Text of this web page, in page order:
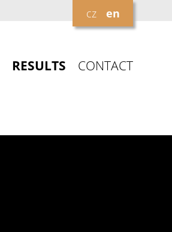
cz en
RESULTS CONTACT